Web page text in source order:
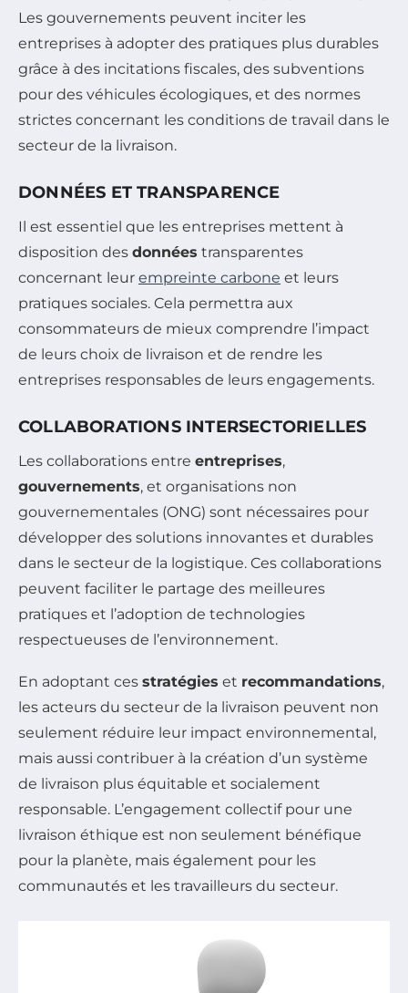
Les gouvernements peuvent inciter les
entreprises à adopter des pratiques plus durables
grâce à des incitations fiscales, des subventions
pour des véhicules écologiques, et des normes
strictes concernant les conditions de travail dans le
secteur de la livraison.
DONNÉES ET TRANSPARENCE
Il est essentiel que les entreprises mettent à
disposition des données transparentes
concernant leur empreinte carbone et leurs
pratiques sociales. Cela permettra aux
consommateurs de mieux comprendre l’impact
de leurs choix de livraison et de rendre les
entreprises responsables de leurs engagements.
COLLABORATIONS INTERSECTORIELLES
Les collaborations entre entreprises,
gouvernements, et organisations non
gouvernementales (ONG) sont nécessaires pour
développer des solutions innovantes et durables
dans le secteur de la logistique. Ces collaborations
peuvent faciliter le partage des meilleures
pratiques et l’adoption de technologies
respectueuses de l’environnement.
En adoptant ces stratégies et recommandations,
les acteurs du secteur de la livraison peuvent non
seulement réduire leur impact environnemental,
mais aussi contribuer à la création d’un système
de livraison plus équitable et socialement
responsable. L’engagement collectif pour une
livraison éthique est non seulement bénéfique
pour la planète, mais également pour les
communautés et les travailleurs du secteur.